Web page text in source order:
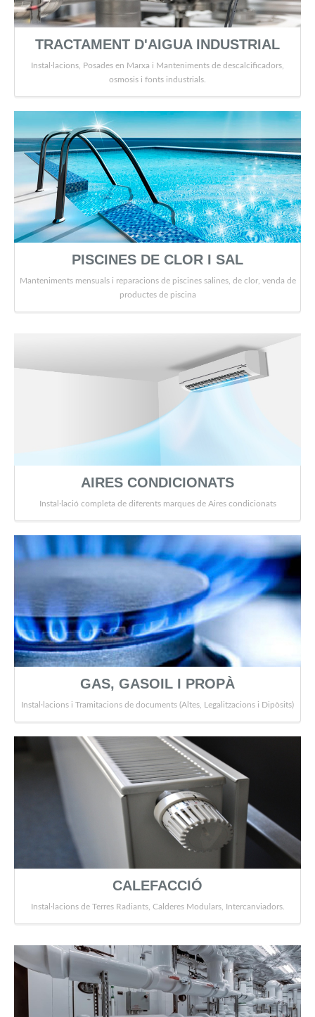
TRACTAMENT D'AIGUA INDUSTRIAL
Instal·lacions, Posades en Marxa i Manteniments de descalcificadors,
osmosis i fonts industrials.
PISCINES DE CLOR I SAL
Manteniments mensuals i reparacions de piscines salines, de clor, venda de
productes de piscina
AIRES CONDICIONATS
Instal·lació completa de diferents marques de Aires condicionats
GAS, GASOIL I PROPÀ
Instal·lacions i Tramitacions de documents (Altes, Legalitzacions i Dipòsits)
CALEFACCIÓ
Instal·lacions de Terres Radiants, Calderes Modulars, Intercanviadors.